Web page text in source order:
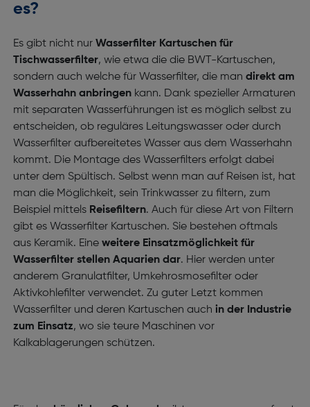
es?
Es gibt nicht nur Wasserfilter Kartuschen für
Tischwasserfilter, wie etwa die die BWT-Kartuschen,
sondern auch welche für Wasserfilter, die man direkt am
Wasserhahn anbringenkann. Dank spezieller Armaturen
mit separaten Wasserführungen ist es möglich selbst zu
entscheiden, ob reguläres Leitungswasser oder durch
Wasserfilter aufbereitetes Wasser aus dem Wasserhahn
kommt. Die Montage des Wasserfilters erfolgt dabei
unter dem Spültisch. Selbst wenn man auf Reisen ist, hat
man die Möglichkeit, sein Trinkwasser zu filtern, zum
Beispiel mittels Reisefiltern. Auch für diese Art von Filtern
gibt es Wasserfilter Kartuschen. Sie bestehen oftmals
aus Keramik. Eine weitere Einsatzmöglichkeit für
Wasserfilter stellen Aquarien dar. Hier werden unter
anderem Granulatfilter, Umkehrosmosefilter oder
Aktivkohlefilter verwendet. Zu guter Letzt kommen
Wasserfilter und deren Kartuschen auch in der Industrie
zum Einsatz, wo sie teure Maschinen vor
Kalkablagerungen schützen.